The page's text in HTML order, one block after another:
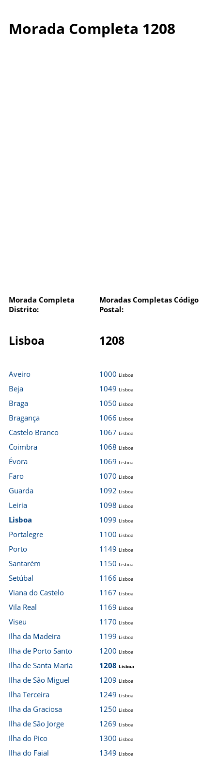
Morada Completa 1208
Morada Completa
Distrito:
Moradas Completas Código
Postal:
Lisboa 1208
Aveiro
Beja
Braga
Bragança
Castelo Branco
Coimbra
Évora
Faro
Guarda
Leiria
Lisboa
Portalegre
Porto
Santarém
Setúbal
Viana do Castelo
Vila Real
Viseu
Ilha da Madeira
Ilha de Porto Santo
Ilha de Santa Maria
Ilha de São Miguel
Ilha Terceira
Ilha da Graciosa
Ilha de São Jorge
Ilha do Pico
Ilha do Faial
1000 Lisboa
1049 Lisboa
1050 Lisboa
1066 Lisboa
1067 Lisboa
1068 Lisboa
1069 Lisboa
1070 Lisboa
1092 Lisboa
1098 Lisboa
1099 Lisboa
1100 Lisboa
1149 Lisboa
1150 Lisboa
1166 Lisboa
1167 Lisboa
1169 Lisboa
1170 Lisboa
1199 Lisboa
1200 Lisboa
1208 Lisboa
1209 Lisboa
1249 Lisboa
1250 Lisboa
1269 Lisboa
1300 Lisboa
1349 Lisboa